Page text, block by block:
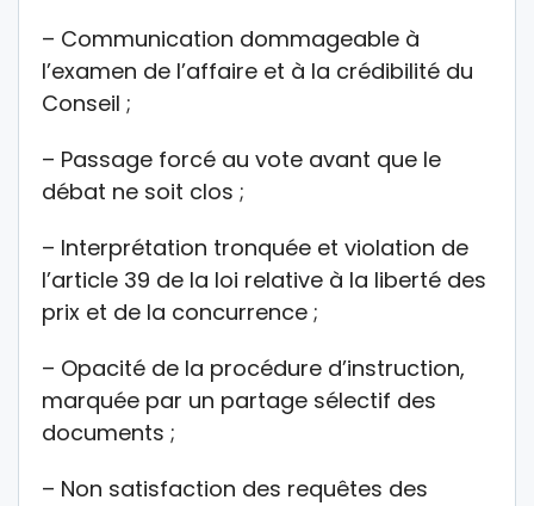
– Communication dommageable à
l’examen de l’affaire et à la crédibilité du
Conseil ;
– Passage forcé au vote avant que le
débat ne soit clos ;
– Interprétation tronquée et violation de
l’article 39 de la loi relative à la liberté des
prix et de la concurrence ;
– Opacité de la procédure d’instruction,
marquée par un partage sélectif des
documents ;
– Non satisfaction des requêtes des